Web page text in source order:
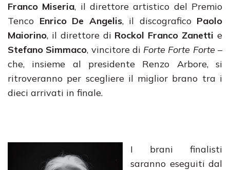
Franco Miseria, il direttore artistico del Premio
Tenco Enrico De Angelis, il discografico Paolo
Maiorino, il direttore di Rockol Franco Zanetti e
Stefano Simmaco, vincitore di Forte Forte Forte –
che, insieme al presidente Renzo Arbore, si
ritroveranno per scegliere il miglior brano tra i
dieci arrivati in finale.
I brani finalisti
saranno eseguiti dal